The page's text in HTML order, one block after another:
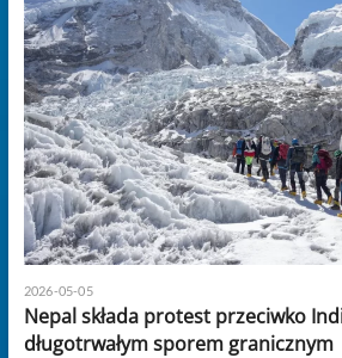
2026-05-05
Nepal składa protest przeciwko
długotrwałym sporem granicznym